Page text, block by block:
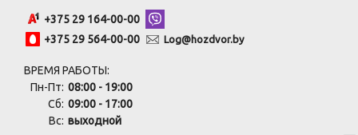
+375 29 164-00-00
+375 29 564-00-00
Log@hozdvor.by
ВРЕМЯ РАБОТЫ:
Пн-Пт: 08:00 - 19:00
Сб: 09:00 - 17:00
Вс: выходной